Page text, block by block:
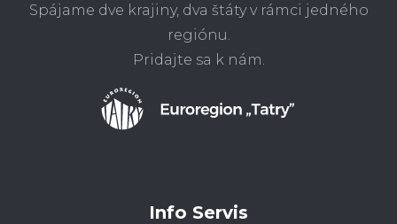
Spájame dve krajiny, dva štáty v rámci jedného
regiónu.
Pridajte sa k nám.
Info Servis